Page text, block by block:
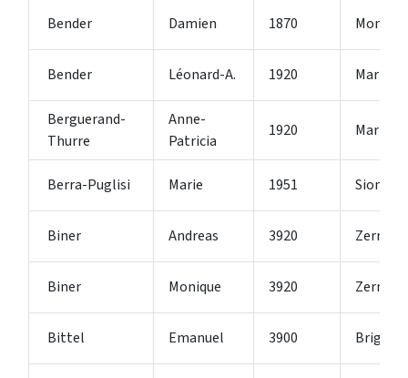
Bender Damien 1870
Bender Léonard-A. 1920
Berguerand-
Thurre
Anne-
Patricia
1920
Berra-Puglisi Marie 1951 Sion
Biner Andreas 3920 Zermatt
Biner Monique 3920 Zermatt
Bittel Emanuel 3900 Brig-